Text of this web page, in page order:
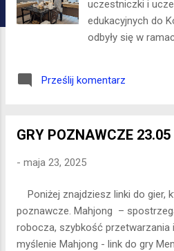
uczestniczki i
edukacyjnych do
odbyły się w
trečiojo amžiaus
Zapraszamy w
884381570
universitetas,
FACTO Coop.
Prześlij komentarz
GRY POZNAWCZE 23.05
- maja 23, 2025
Poniżej znajdziesz linki do gier,
poznawcze. Mahjong –
robocza, szybkość
myślenie Mahjong - link do gry